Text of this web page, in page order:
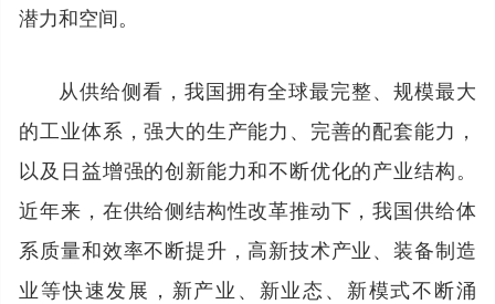
潜力和空间。
从供给侧看，我国拥有全球最完整、规模最大
的工业体系，强大的生产能力、完善的配套能力，
以及日益增强的创新能力和不断优化的产业结构。
近年来，在供给侧结构性改革推动下，我国供给体
系质量和效率不断提升，高新技术产业、装备制造
业等快速发展，新产业、新业态、新模式不断涌